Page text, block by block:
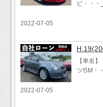
ピ・・・
2022-07-05
【車名
ツ!5M・
2022-07-05